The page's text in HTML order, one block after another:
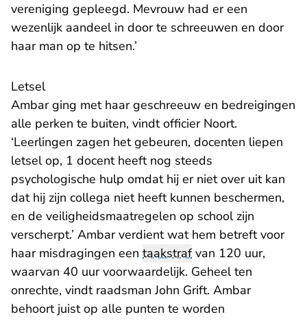
vereniging gepleegd. Mevrouw had er een
wezenlijk aandeel in door te schreeuwen en door
haar man op te hitsen.’
Letsel
Ambar ging met haar geschreeuw en bedreigingen
alle perken te buiten, vindt officier Noort.
‘Leerlingen zagen het gebeuren, docenten liepen
letsel op, 1 docent heeft nog steeds
psychologische hulp omdat hij er niet over uit kan
dat hij zijn collega niet heeft kunnen beschermen,
en de veiligheidsmaatregelen op school zijn
verscherpt.’ Ambar verdient wat hem betreft voor
haar misdragingen een taakstrafvan 120 uur,
waarvan 40 uur voorwaardelijk. Geheel ten
onrechte, vindt raadsman John Grift. Ambar
behoort juist op alle punten te worden